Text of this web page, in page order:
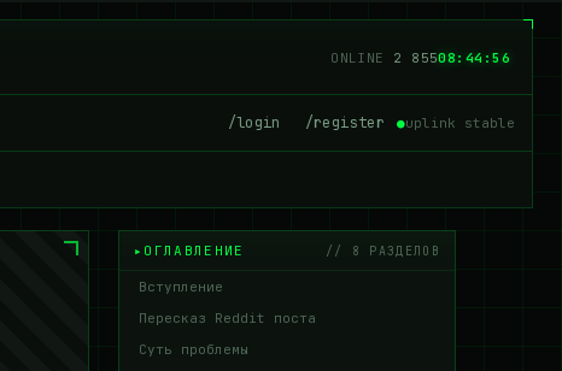
ONLINE 2 85008:44:57
/login /register ●uplink stable
ОГЛАВЛЕНИЕ // 8 РАЗДЕЛОВ
Вступление
Пересказ Reddit поста
Суть проблемы